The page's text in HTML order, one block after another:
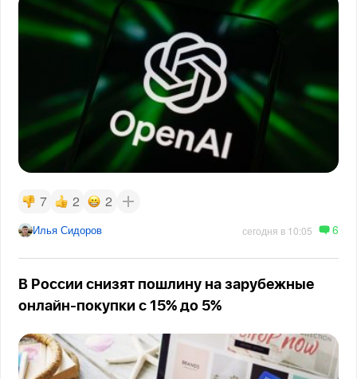
7 2 2
Илья Сидоров сегодня в 10:05 6
В России снизят пошлину на зарубежные
онлайн-покупки с 15% до 5%